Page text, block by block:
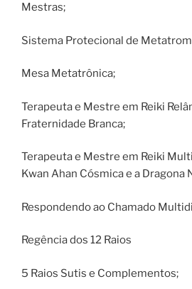
Mestras;
Sistema Protecional de
Mesa Metatrônica;
Terapeuta e Mestre em Reiki
Fraternidade Branca;
Terapeuta e Mestre em Reiki
Kwan Ahan Cósmica e a Dragona
Respondendo ao Chamado
Regência dos 12 Raios
5 Raios Sutis e Complementos;